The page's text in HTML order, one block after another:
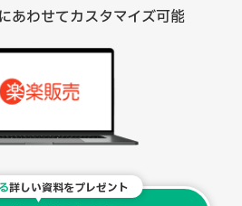
あわせてカスタマイズ可能
詳しい資料をプレゼント